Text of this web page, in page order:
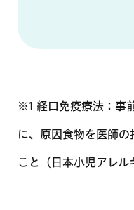
※1 経口免疫療法：事
に、原因食物を医師
こと（日本小児アレ